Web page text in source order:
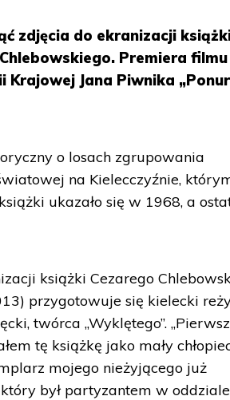
zdjęcia do ekranizacji
Premiera filmu
Jana Piwnika
o losach zgrupowania
na Kielecczyźnie,
ukazało się w 1968, a
książki Cezarego
przygotowuje się kielecki
twórca „Wyklętego”.
tę książkę jako mały
mojego nieżyjącego już
był partyzantem w oddziale